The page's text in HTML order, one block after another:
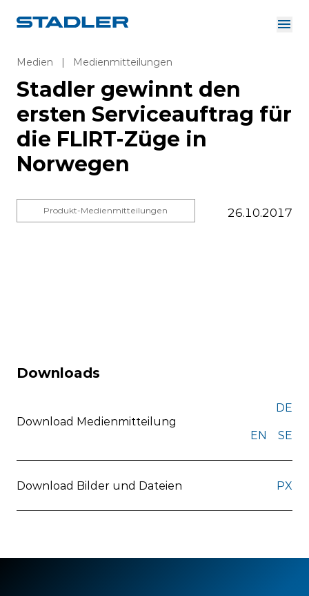
Investor Relations
Zulieferer
Downloads
Deutsch
Über uns
Lösungen
Karriere
InnoTrans
Medien | Medienmitteilungen
Stadler gewinnt den
ersten Serviceauftrag für
die FLIRT-Züge in
Norwegen
Produkt-Medienmitteilungen 26.10.2017
Downloads
Download Medienmitteilung
DE
EN
SE
Download Bilder und Dateien PX